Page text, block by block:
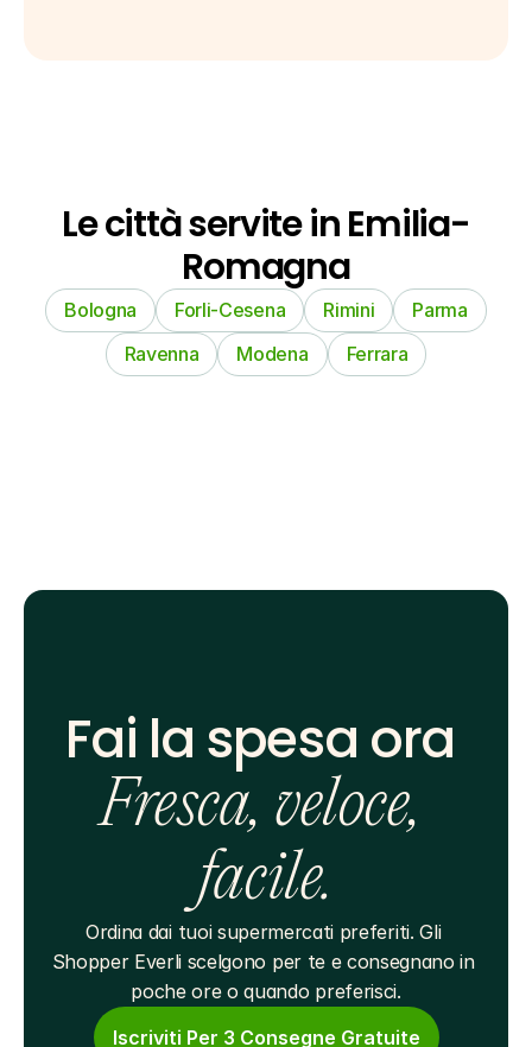
Le città servite in Emilia-
Romagna
Bologna Forli-Cesena Rimini
Parma
Ravenna
Modena Ferrara
Fai la spesa ora
Fresca, veloce,
facile.
Ordina dai tuoi supermercati preferiti. Gli
Shopper Everli scelgono per te e consegnano in
poche ore o quando preferisci.
Iscriviti Per 3 Consegne Gratuite